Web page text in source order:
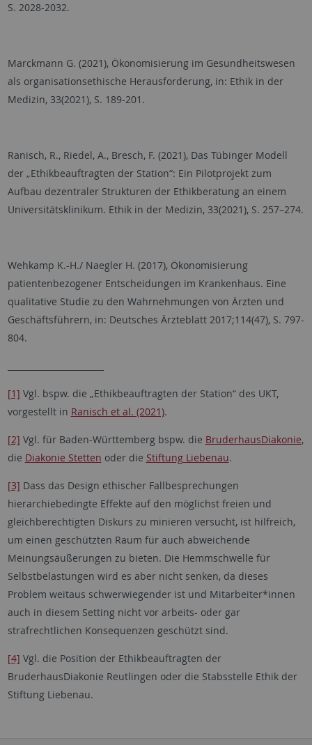
S. 2028-2032.
Marckmann G. (2021), Ökonomisierung im Gesundheitswesen
als organisationsethische Herausforderung, in: Ethik in der
Medizin, 33(2021), S. 189-201.
Ranisch, R., Riedel, A., Bresch, F. (2021), Das Tübinger Modell
der „Ethikbeauftragten der Station“: Ein Pilotprojekt zum
Aufbau dezentraler Strukturen der Ethikberatung an einem
Universitätsklinikum. Ethik in der Medizin, 33(2021), S. 257–274.
Wehkamp K.-H./ Naegler H. (2017), Ökonomisierung
patientenbezogener Entscheidungen im Krankenhaus. Eine
qualitative Studie zu den Wahrnehmungen von Ärzten und
Geschäftsführern, in: Deutsches Ärzteblatt 2017;114(47), S. 797-
804.
[1] Vgl. bspw. die „Ethikbeauftragten der Station“ des UKT,
vorgestellt in Ranisch et al. (2021).
[2] Vgl. für Baden-Württemberg bspw. die BruderhausDiakonie,
die Diakonie Stetten oder die Stiftung Liebenau.
[3] Dass das Design ethischer Fallbesprechungen
hierarchiebedingte Effekte auf den möglichst freien und
gleichberechtigten Diskurs zu minieren versucht, ist hilfreich,
um einen geschützten Raum für auch abweichende
Meinungsäußerungen zu bieten. Die Hemmschwelle für
Selbstbelastungen wird es aber nicht senken, da dieses
Problem weitaus schwerwiegender ist und Mitarbeiter*innen
auch in diesem Setting nicht vor arbeits- oder gar
strafrechtlichen Konsequenzen geschützt sind.
[4] Vgl. die Position der Ethikbeauftragten der
BruderhausDiakonie Reutlingen oder die Stabsstelle Ethik der
Stiftung Liebenau.